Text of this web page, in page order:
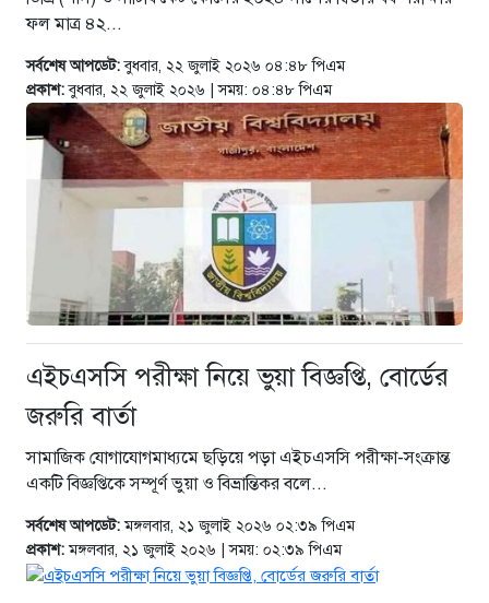
ফল মাত্র ৪২...
সর্বশেষ আপডেট:বুধবার, ২২ জুলাই ২০২৬ ০৪:৪৮ পিএম
প্রকাশ:বুধবার, ২২ জুলাই ২০২৬ | সময়: ০৪:৪৮ পিএম
এইচএসসি পরীক্ষা নিয়ে ভুয়া বিজ্ঞপ্তি, বোর্ডের
জরুরি বার্তা
সামাজিক যোগাযোগমাধ্যমে ছড়িয়ে পড়া এইচএসসি পরীক্ষা-সংক্রান্ত
একটি বিজ্ঞপ্তিকে সম্পূর্ণ ভুয়া ও বিভ্রান্তিকর বলে...
সর্বশেষ আপডেট:মঙ্গলবার, ২১ জুলাই ২০২৬ ০২:৩৯ পিএম
প্রকাশ:মঙ্গলবার, ২১ জুলাই ২০২৬ | সময়: ০২:৩৯ পিএম